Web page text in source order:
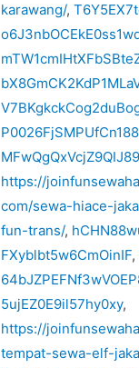
Rp. 6.000.000,-
Rp. 6.500.000,-
Rp. 6.500.000,-
karawang/,
P0026FjSMPUfCn188
MFwQgQxVcjZ9QIJ89
https://
com/sewa-hiace-
fun-trans/,
FXyblbt5w6CmOinIF,
5ujEZ0E9il57hy0xy,
https://
tempat-sewa-elf-